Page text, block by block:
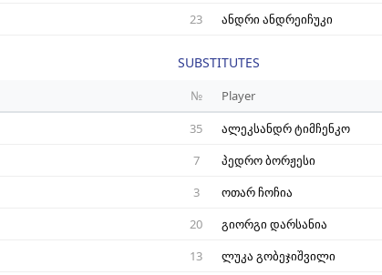
23
ანდრი ანდრეიჩუკი
SUBSTITUTES
№
Player
35
ალეკსანდრ ტიმჩენკო
7
პედრო ბორჟესი
3
ოთარ ჩოჩია
20
გიორგი დარსანია
13
ლუკა გობეჯიშვილი